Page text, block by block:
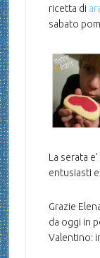
ricetta di
sabato
La serata
entusiasti
Grazie
da oggi in
Valentino: